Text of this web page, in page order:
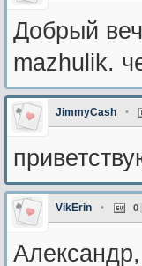
Добрый
mazhulik.
JimmyCash •
VikErin • 0